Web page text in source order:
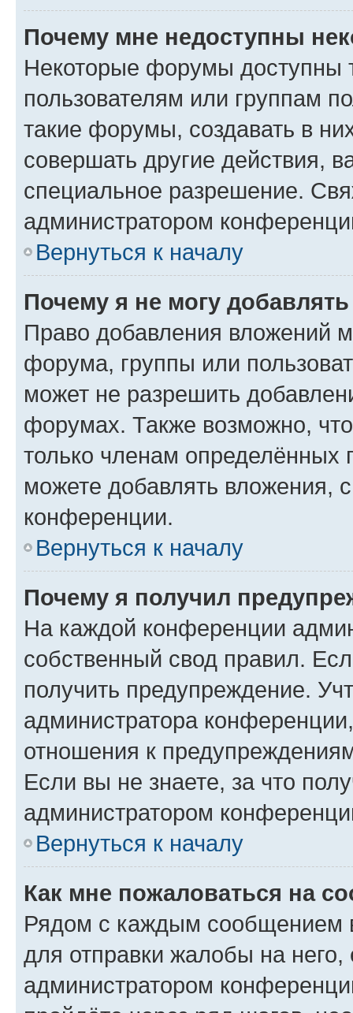
Почему мне недоступны
Некоторые форумы доступны
пользователям или группам
такие форумы, создавать в
совершать другие действия,
специальное разрешение.
администратором
Вернуться к началу
Почему я не могу
Право добавления вложений
форума, группы или
может не разрешить
форумах. Также возможно,
только членам определённых
можете добавлять вложения,
конференции.
Вернуться к началу
Почему я получил
На каждой конференции
собственный свод правил.
получить предупреждение.
администратора
отношения к
Если вы не знаете, за что
администратором
Вернуться к началу
Как мне пожаловаться на
Рядом с каждым сообщением
для отправки жалобы на
администратором